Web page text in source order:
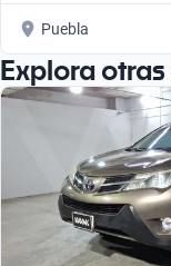
Puebla
Explora